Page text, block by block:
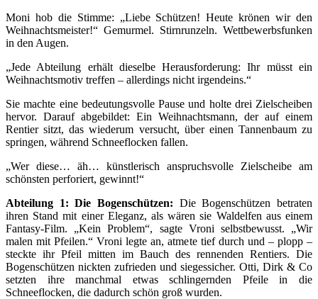
Moni hob die Stimme: „Liebe Schützen! Heute krönen wir den
Weihnachtsmeister!“ Gemurmel. Stirnrunzeln. Wettbewerbsfunken
in den Augen.
„Jede Abteilung erhält dieselbe Herausforderung: Ihr müsst ein
Weihnachtsmotiv treffen – allerdings nicht irgendeins.“
Sie machte eine bedeutungsvolle Pause und holte drei Zielscheiben
hervor. Darauf abgebildet: Ein Weihnachtsmann, der auf einem
Rentier sitzt, das wiederum versucht, über einen Tannenbaum zu
springen, während Schneeflocken fallen.
„Wer diese… äh… künstlerisch anspruchsvolle Zielscheibe am
schönsten perforiert, gewinnt!“
Abteilung 1: Die Bogenschützen: Die Bogenschützen betraten
ihren Stand mit einer Eleganz, als wären sie Waldelfen aus einem
Fantasy-Film. „Kein Problem“, sagte Vroni selbstbewusst. „Wir
malen mit Pfeilen.“ Vroni legte an, atmete tief durch und – plopp –
steckte ihr Pfeil mitten im Bauch des rennenden Rentiers. Die
Bogenschützen nickten zufrieden und siegessicher. Otti, Dirk & Co
setzten ihre manchmal etwas schlingernden Pfeile in die
Schneeflocken, die dadurch schön groß wurden.